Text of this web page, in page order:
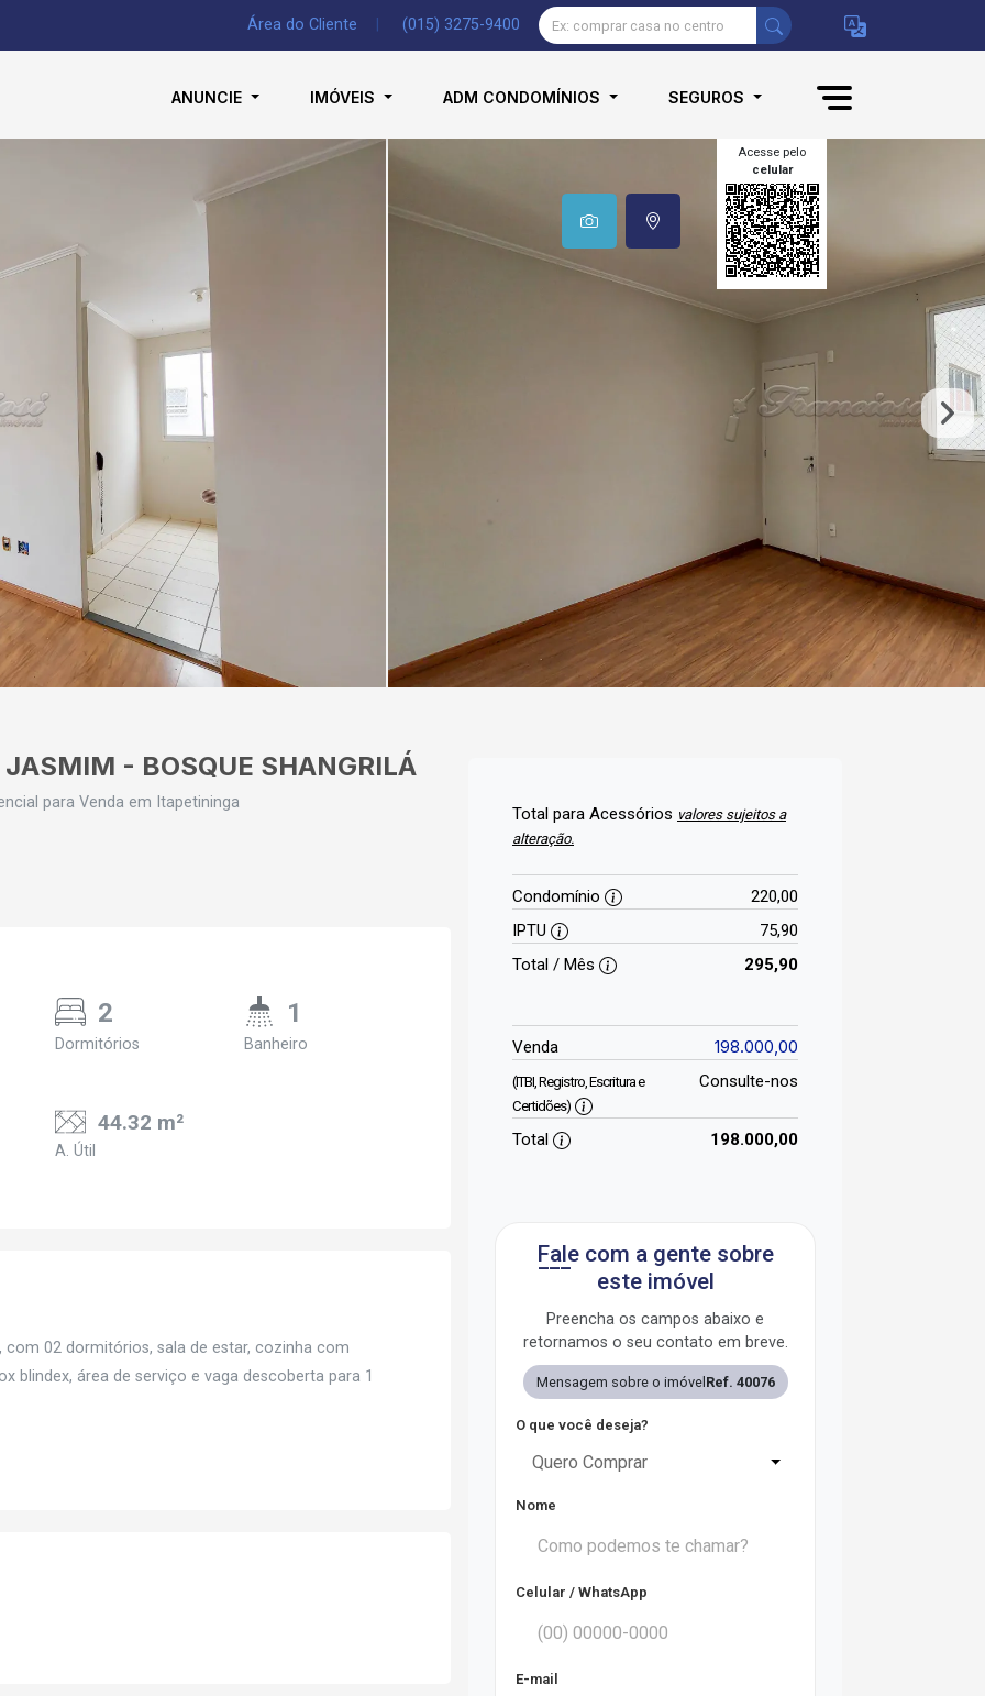
Área do Cliente (015) 3275-9400
ANUNCIE IMÓVEIS ADM CONDOMÍNIOS SEGUROS
Acesse pelo
celular
- BOSQUE SHANGRILÁ
para Venda em Itapetininga
2
Dormitórios
1
Banheiro
44.32 m²
A. Útil
02 dormitórios, sala de estar, cozinha com
blindex, área de serviço e vaga descoberta para 1
Total para Acessórios valores sujeitos a
alteração.
Condomínio
220,00
IPTU
75,90
Total / Mês
295,90
Venda 198.000,00
(ITBI, Registro, Escritura e
Certidões)
Consulte-nos
Total 198.000,00
Fale com a gente sobre
este imóvel
Preencha os campos abaixo e
retornamos o seu contato em breve.
Mensagem sobre o imóvel Ref. 40076
O que você deseja?
Quero Comprar
Nome
Celular / WhatsApp
E-mail